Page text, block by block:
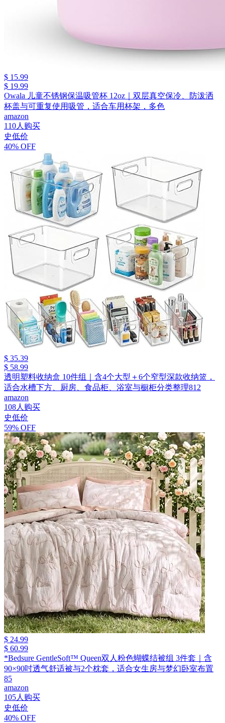
$ 15.99
$ 19.99
Owala 儿童不锈钢保温吸管杯 12oz｜双层真空保冷、防泼洒
杯盖与可重复使用吸管，适合车用杯架，多色
amazon
110人购买
史低价
40% OFF
$ 35.39
$ 58.99
透明塑料收纳盒 10件组｜含4个大型＋6个窄型深款收纳篮，
适合水槽下方、厨房、食品柜、浴室与橱柜分类整理812
amazon
108人购买
史低价
59% OFF
$ 24.99
$ 60.99
*Bedsure GentleSoft™ Queen双人粉色蝴蝶结被组 3件套｜含
90×90吋透气舒适被与2个枕套，适合女生房与梦幻卧室布置
85
amazon
105人购买
史低价
40% OFF